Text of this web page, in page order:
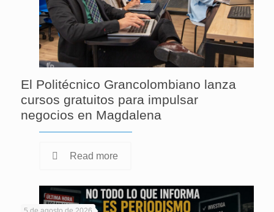
El Politécnico Grancolombiano lanza
cursos gratuitos para impulsar
negocios en Magdalena
Read more